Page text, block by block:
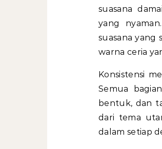
suasana
yang
suasana yang
warna ceria
Konsistensi
Semua
bentuk, dan
dari tema
dalam setiap